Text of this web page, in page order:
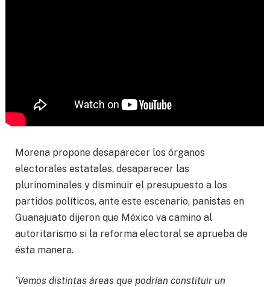
Morena propone desaparecer los órganos
electorales estatales, desaparecer las
plurinominales y disminuir el presupuesto a los
partidos políticos, ante este escenario, panistas en
Guanajuato dijeron que México va camino al
autoritarismo si la reforma electoral se aprueba de
ésta manera.
‘Vemos distintas áreas que podrían constituir un